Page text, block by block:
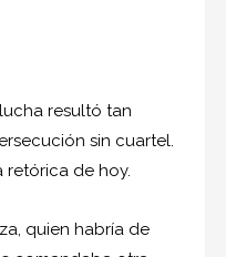
resultó tan
sin cuartel.
retórica de hoy.
quien habría de